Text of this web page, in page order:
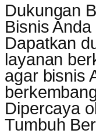
Dukungan
Bisnis Anda
Dapatkan
layanan
agar bisnis
Dipercaya
Tumbuh